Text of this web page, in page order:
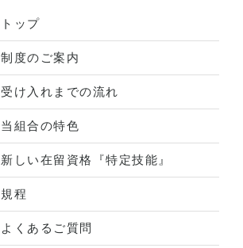
トップ
制度のご案内
受け入れまでの流れ
当組合の特色
新しい在留資格『特定技能』
規程
よくあるご質問